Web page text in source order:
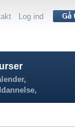
Log ind